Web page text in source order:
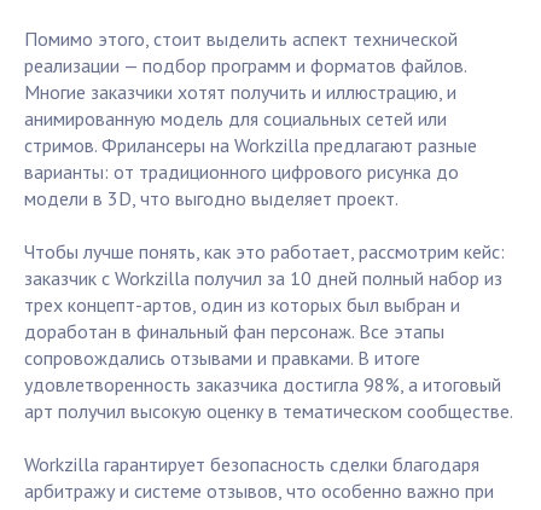
Помимо этого, стоит выделить аспект технической
реализации — подбор программ и форматов файлов.
Многие заказчики хотят получить и иллюстрацию, и
анимированную модель для социальных сетей или
стримов. Фрилансеры на Workzilla предлагают разные
варианты: от традиционного цифрового рисунка до
модели в 3D, что выгодно выделяет проект.
Чтобы лучше понять, как это работает, рассмотрим кейс:
заказчик с Workzilla получил за 10 дней полный набор из
трех концепт-артов, один из которых был выбран и
доработан в финальный фан персонаж. Все этапы
сопровождались отзывами и правками. В итоге
удовлетворенность заказчика достигла 98%, а итоговый
арт получил высокую оценку в тематическом сообществе.
Workzilla гарантирует безопасность сделки благодаря
арбитражу и системе отзывов, что особенно важно при